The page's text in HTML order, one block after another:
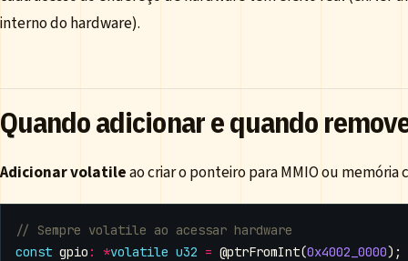
interno do hardware).
Quando adicionar e quando
Adicionar volatileao criar o ponteiro para MMIO ou memória
const gpio : *volatile u32 = @ptrFromInt(0x4002_0000);